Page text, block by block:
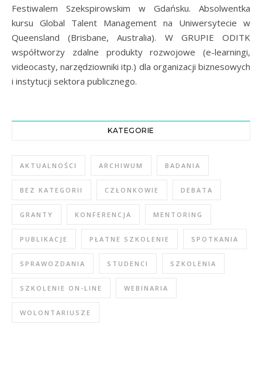
Festiwalem Szekspirowskim w Gdańsku. Absolwentka
kursu Global Talent Management na Uniwersytecie w
Queensland (Brisbane, Australia). W GRUPIE ODITK
współtworzy zdalne produkty rozwojowe (e-learningi,
videocasty, narzędziowniki itp.) dla organizacji biznesowych
i instytucji sektora publicznego.
KATEGORIE
AKTUALNOŚCI ARCHIWUM BADANIA
BEZ KATEGORII CZŁONKOWIE DEBATA
GRANTY KONFERENCJA MENTORING
PUBLIKACJE PŁATNE SZKOLENIE SPOTKANIA
SPRAWOZDANIA STUDENCI SZKOLENIA
SZKOLENIE ON-LINE WEBINARIA
WOLONTARIUSZE